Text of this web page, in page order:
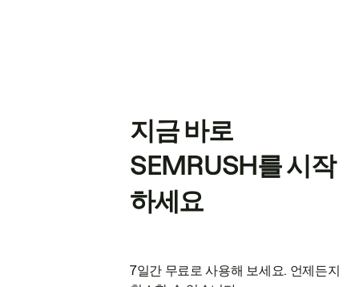
지금 바로
SEMRUSH를 시작
하세요
7일간 무료로 사용해 보세요. 언제든지